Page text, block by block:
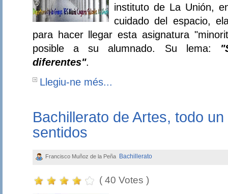
instituto de La Unión,
cuidado del espacio,
para hacer llegar esta asignatura
posible a su alumnado. Su lema:
diferentes".
Llegiu-ne més...
Bachillerato de Artes, todo
sentidos
Francisco Muñoz de la Peña Bachillerato
( 40 Votes )